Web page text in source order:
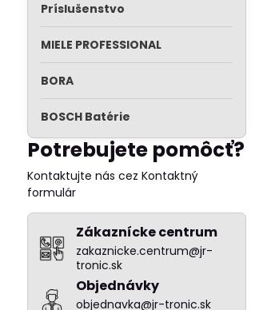
Príslušenstvo
MIELE PROFESSIONAL
BORA
BOSCH Batérie
Potrebujete pomôcť?
Kontaktujte nás cez Kontaktný
formulár
Zákaznícke centrum
zakaznicke.centrum@jr-
tronic.sk
Objednávky
objednavka@jr-tronic.sk